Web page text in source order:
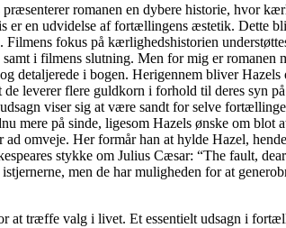
romanen en dybere historie, hvor
er en udvidelse af fortællingens æstetik. Dette
fokus på kærlighedshistorien
i filmens slutning. Men for mig er romanen
detaljerede i bogen. Herigennem bliver
leverer flere guldkorn i forhold til deres syn
viser sig at være sandt for selve
mere på sinde, ligesom Hazels ønske om blot
omveje. Her formår han at hylde Hazel,
stykke om Julius Cæsar: “The fault,
men de har muligheden for at
at træffe valg i livet. Et essentielt udsagn i